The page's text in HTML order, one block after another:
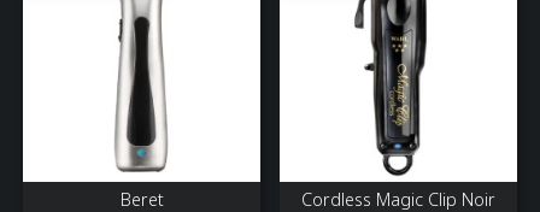
Beret Cordless Magic Clip Noir